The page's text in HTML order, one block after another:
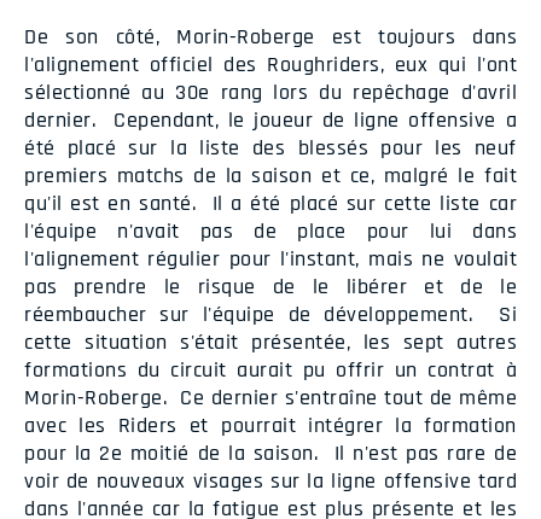
De son côté, Morin-Roberge est toujours dans
l'alignement officiel des Roughriders, eux qui l'ont
sélectionné au 30e rang lors du repêchage d'avril
dernier. Cependant, le joueur de ligne offensive a
été placé sur la liste des blessés pour les neuf
premiers matchs de la saison et ce, malgré le fait
qu'il est en santé. Il a été placé sur cette liste car
l'équipe n'avait pas de place pour lui dans
l'alignement régulier pour l'instant, mais ne voulait
pas prendre le risque de le libérer et de le
réembaucher sur l'équipe de développement. Si
cette situation s'était présentée, les sept autres
formations du circuit aurait pu offrir un contrat à
Morin-Roberge. Ce dernier s'entraîne tout de même
avec les Riders et pourrait intégrer la formation
pour la 2e moitié de la saison. Il n'est pas rare de
voir de nouveaux visages sur la ligne offensive tard
dans l'année car la fatigue est plus présente et les